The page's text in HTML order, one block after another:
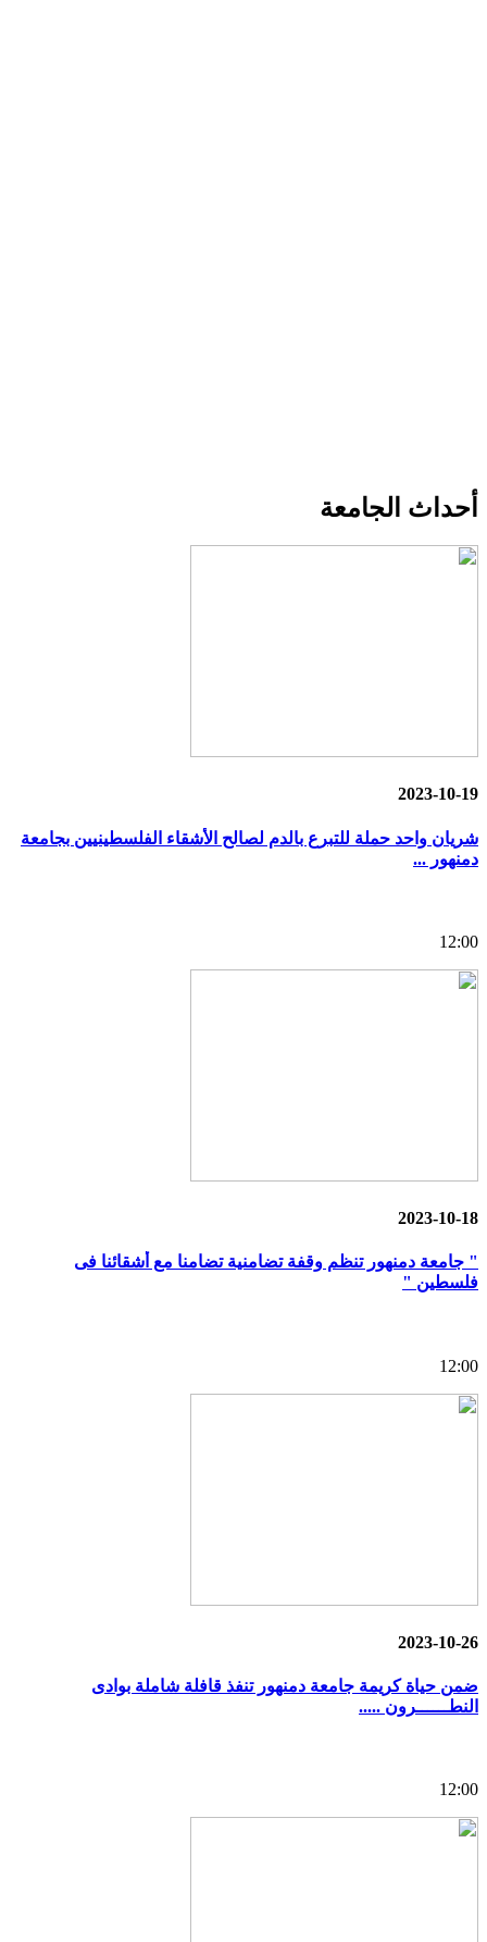
أحداث الجامعة
2023-10-19
شريان واحد حملة للتبرع بالدم لصالح الأشقاء الفلسطينيين بجامعة
دمنهور ...
12:00
2023-10-18
" جامعة دمنهور تنظم وقفة تضامنية تضامنا مع أشقائنا فى
فلسطين "
12:00
2023-10-26
ضمن حياة كريمة جامعة دمنهور تنفذ قافلة شاملة بوادى
النطــــــرون .....
12:00